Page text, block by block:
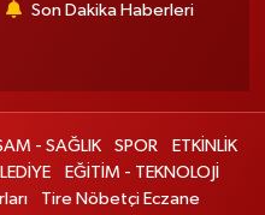
Son Dakika Haberleri
- SAĞLIK SPOR
ETKİNLİK
EĞİTİM - TEKNOLOJİ
Tire Nöbetçi Eczane